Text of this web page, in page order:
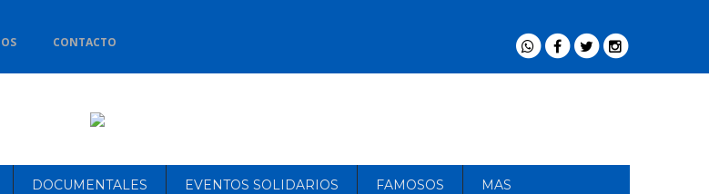
CONTACTO
DOCUMENTALES EVENTOS SOLIDARIOS FAMOSOS MAS